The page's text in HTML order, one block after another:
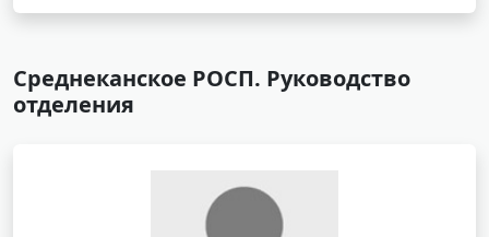
Среднеканское РОСП. Руководство
отделения